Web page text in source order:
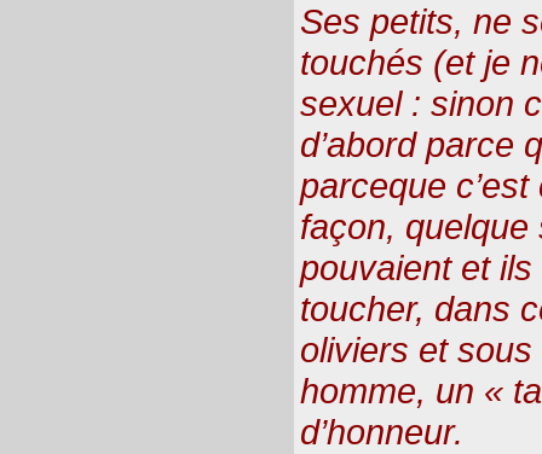
Ses petits, ne
touchés (et je
sexuel : sinon
d’abord parce
parceque
façon, quelque
pouvaient et
toucher, dans
oliviers et
homme, un «
d’honneur.